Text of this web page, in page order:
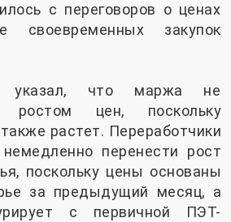
с переговоров о ценах
своевременных закупок
указал, что маржа не
ростом цен, поскольку
растет. Переработчики
перенести рост
поскольку цены основаны
за ​​предыдущий месяц, а
с первичной ПЭТ-